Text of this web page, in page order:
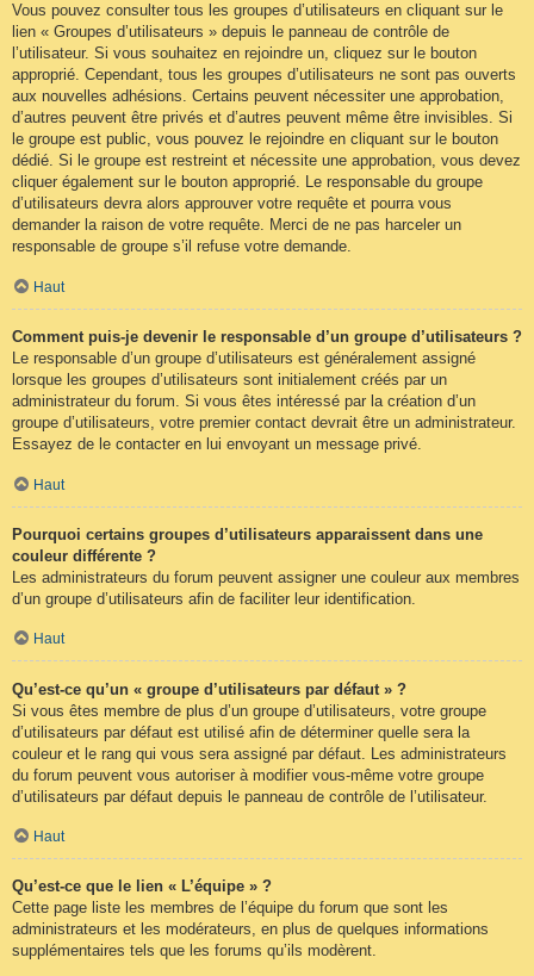
Vous pouvez consulter tous les groupes d’utilisateurs en cliquant sur le
lien « Groupes d’utilisateurs » depuis le panneau de contrôle de
l’utilisateur. Si vous souhaitez en rejoindre un, cliquez sur le bouton
approprié. Cependant, tous les groupes d’utilisateurs ne sont pas ouverts
aux nouvelles adhésions. Certains peuvent nécessiter une approbation,
d’autres peuvent être privés et d’autres peuvent même être invisibles. Si
le groupe est public, vous pouvez le rejoindre en cliquant sur le bouton
dédié. Si le groupe est restreint et nécessite une approbation, vous devez
cliquer également sur le bouton approprié. Le responsable du groupe
d’utilisateurs devra alors approuver votre requête et pourra vous
demander la raison de votre requête. Merci de ne pas harceler un
responsable de groupe s’il refuse votre demande.
Haut
Comment puis-je devenir le responsable d’un groupe d’utilisateurs ?
Le responsable d’un groupe d’utilisateurs est généralement assigné
lorsque les groupes d’utilisateurs sont initialement créés par un
administrateur du forum. Si vous êtes intéressé par la création d’un
groupe d’utilisateurs, votre premier contact devrait être un administrateur.
Essayez de le contacter en lui envoyant un message privé.
Haut
Pourquoi certains groupes d’utilisateurs apparaissent dans une
couleur différente ?
Les administrateurs du forum peuvent assigner une couleur aux membres
d’un groupe d’utilisateurs afin de faciliter leur identification.
Haut
Qu’est-ce qu’un « groupe d’utilisateurs par défaut » ?
Si vous êtes membre de plus d’un groupe d’utilisateurs, votre groupe
d’utilisateurs par défaut est utilisé afin de déterminer quelle sera la
couleur et le rang qui vous sera assigné par défaut. Les administrateurs
du forum peuvent vous autoriser à modifier vous-même votre groupe
d’utilisateurs par défaut depuis le panneau de contrôle de l’utilisateur.
Haut
Qu’est-ce que le lien « L’équipe » ?
Cette page liste les membres de l’équipe du forum que sont les
administrateurs et les modérateurs, en plus de quelques informations
supplémentaires tels que les forums qu’ils modèrent.